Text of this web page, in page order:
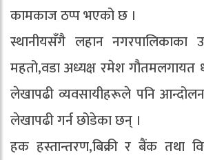
कामकाज ठप्प भएको छ ।
स्थानीयसँगै लहान नगरपालिकाका
महतो,वडा अध्यक्ष रमेश गौतमलगायत
लेखापढी व्यवसायीहरूले पनि
लेखापढी गर्न छोडेका छन् ।
हक हस्तान्तरण,बिक्री र बैंक तथा